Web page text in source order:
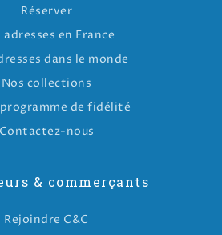
Réserver
adresses en France
dans le monde
Nos collections
de fidélité
Contactez-nous
& commerçants
Rejoindre C&C